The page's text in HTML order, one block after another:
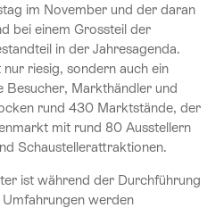
im November und der daran
bei einem Grossteil der
in der Jahresagenda.
riesig, sondern auch ein
Besucher, Markthändler und
rund 430 Marktstände, der
mit rund 80 Ausstellern
Schaustellerattraktionen.
ist während der Durchführung
werden